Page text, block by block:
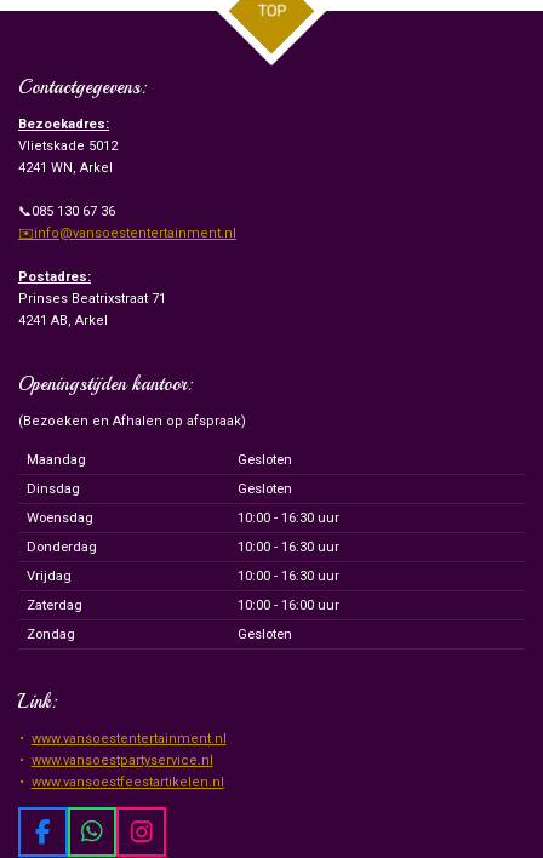
TOP
Contactgegevens:
Bezoekadres:
Vlietskade 5012
4241 WN, Arkel
📞085 130 67 36
✉️info@vansoestentertainment.nl
Postadres:
Prinses Beatrixstraat 71
4241 AB, Arkel
Openingstijden kantoor:
(Bezoeken en Afhalen op afspraak)
Maandag
Gesloten
Dinsdag
Gesloten
Woensdag
10:00 - 16:30 uur
Donderdag
10:00 - 16:30 uur
Vrijdag
10:00 - 16:30 uur
Zaterdag
10:00 - 16:00 uur
Zondag
Gesloten
Link:
www.vansoestentertainment.nl
www.vansoestpartyservice.nl
www.vansoestfeestartikelen.nl
F
W
I